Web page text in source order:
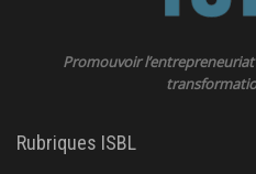
Promouvoir
Rubriques ISBL